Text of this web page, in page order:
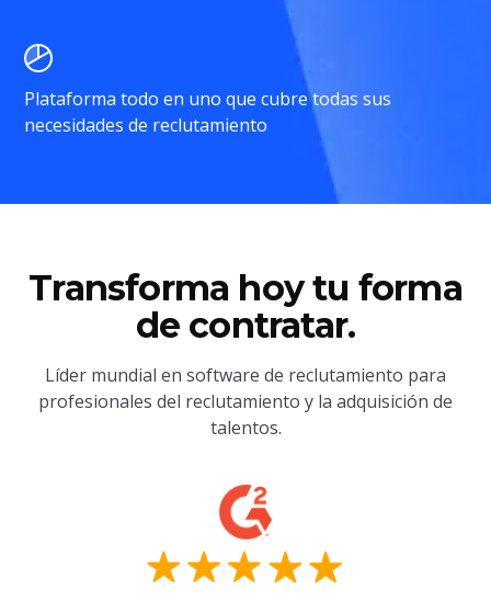
Plataforma todo en uno que cubre todas sus
necesidades de reclutamiento
Transforma hoy tu forma
de contratar.
Líder mundial en software de reclutamiento para
profesionales del reclutamiento y la adquisición de
talentos.